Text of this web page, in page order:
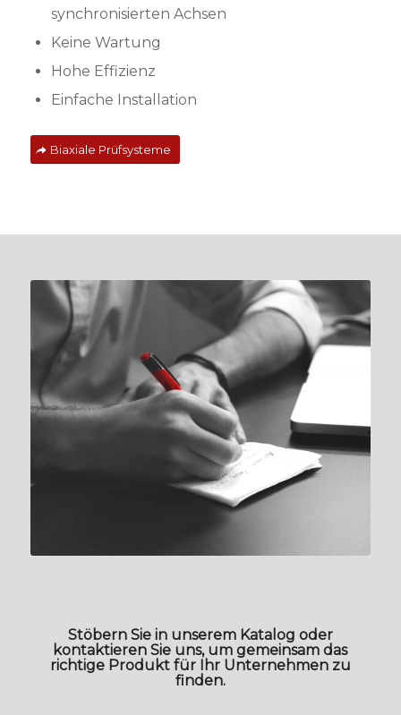
synchronisierten Achsen
Keine Wartung
Hohe Effizienz
Einfache Installation
Biaxiale Prüfsysteme
Stöbern Sie in unserem Katalog oder
kontaktieren Sie uns, um gemeinsam das
richtige Produkt für Ihr Unternehmen zu
finden.